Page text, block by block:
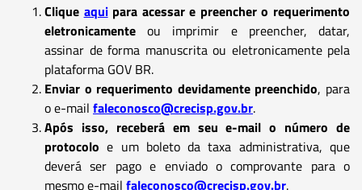
Clique aquipara acessar e preencher o requerimento
eletronicamente ou imprimir e preencher, datar,
assinar de forma manuscrita ou eletronicamente pela
plataforma GOV BR.
Enviar o requerimento devidamente preenchido, para
o e-mail faleconosco@crecisp.gov.br.
Após isso, receberá em seu e-mail o número de
protocolo e um boleto da taxa administrativa, que
deverá ser pago e enviado o comprovante para o
mesmo e-mail faleconosco@crecisp.gov.br.